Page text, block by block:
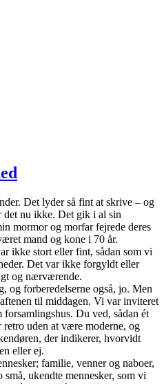
Det lyder så fint at skrive – og
det nu ikke. Det gik i al sin
mormor og morfar fejrede deres
mand og kone i 70 år.
ikke stort eller fint, sådan som vi
Det var ikke forgyldt eller
og nærværende.
og forberedelserne også, jo. Men
til middagen. Vi var inviteret
Du ved, sådan ét
uden at være moderne, og
der indikerer, hvorvidt
eller ej.
familie, venner og naboer,
ukendte mennesker, som vi